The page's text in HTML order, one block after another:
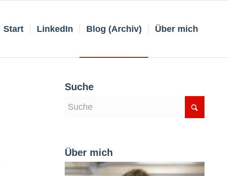
Start LinkedIn Blog (Archiv) Über mich
Suche
Über mich